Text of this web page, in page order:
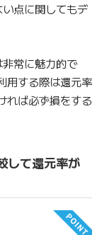
点に関してもデ
常に魅力的で
用する際は還元率
れば必ず損をする
して還元率が